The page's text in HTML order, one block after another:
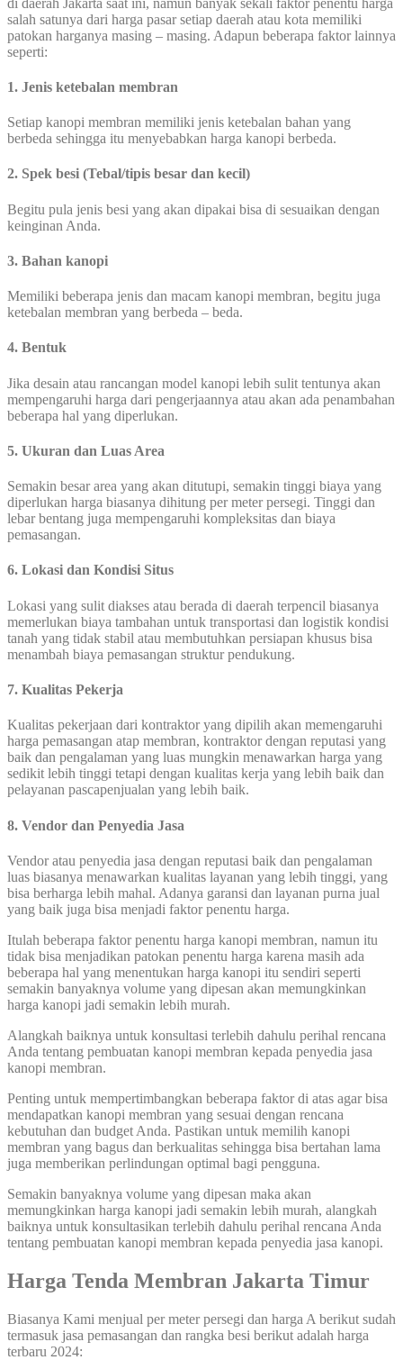
salah satunya dari harga pasar setiap daerah atau kota memiliki
patokan harganya masing – masing. Adapun beberapa faktor lainnya
seperti:
1. Jenis ketebalan membran
Setiap kanopi membran memiliki jenis ketebalan bahan yang
berbeda sehingga itu menyebabkan harga kanopi berbeda.
2. Spek besi (Tebal/tipis besar dan kecil)
Begitu pula jenis besi yang akan dipakai bisa di sesuaikan dengan
keinginan Anda.
3. Bahan kanopi
Memiliki beberapa jenis dan macam kanopi membran, begitu juga
ketebalan membran yang berbeda – beda.
4. Bentuk
Jika desain atau rancangan model kanopi lebih sulit tentunya akan
mempengaruhi harga dari pengerjaannya atau akan ada penambahan
beberapa hal yang diperlukan.
5. Ukuran dan Luas Area
Semakin besar area yang akan ditutupi, semakin tinggi biaya yang
diperlukan harga biasanya dihitung per meter persegi. Tinggi dan
lebar bentang juga mempengaruhi kompleksitas dan biaya
pemasangan.
6. Lokasi dan Kondisi Situs
Lokasi yang sulit diakses atau berada di daerah terpencil biasanya
memerlukan biaya tambahan untuk transportasi dan logistik kondisi
tanah yang tidak stabil atau membutuhkan persiapan khusus bisa
menambah biaya pemasangan struktur pendukung.
7. Kualitas Pekerja
Kualitas pekerjaan dari kontraktor yang dipilih akan memengaruhi
harga pemasangan atap membran, kontraktor dengan reputasi yang
baik dan pengalaman yang luas mungkin menawarkan harga yang
sedikit lebih tinggi tetapi dengan kualitas kerja yang lebih baik dan
pelayanan pascapenjualan yang lebih baik.
8. Vendor dan Penyedia Jasa
Vendor atau penyedia jasa dengan reputasi baik dan pengalaman
luas biasanya menawarkan kualitas layanan yang lebih tinggi, yang
bisa berharga lebih mahal. Adanya garansi dan layanan purna jual
yang baik juga bisa menjadi faktor penentu harga.
Itulah beberapa faktor penentu harga kanopi membran, namun itu
tidak bisa menjadikan patokan penentu harga karena masih ada
beberapa hal yang menentukan harga kanopi itu sendiri seperti
semakin banyaknya volume yang dipesan akan memungkinkan
harga kanopi jadi semakin lebih murah.
Alangkah baiknya untuk konsultasi terlebih dahulu perihal rencana
Anda tentang pembuatan kanopi membran kepada penyedia jasa
kanopi membran.
Penting untuk mempertimbangkan beberapa faktor di atas agar bisa
mendapatkan kanopi membran yang sesuai dengan rencana
kebutuhan dan budget Anda. Pastikan untuk memilih kanopi
membran yang bagus dan berkualitas sehingga bisa bertahan lama
juga memberikan perlindungan optimal bagi pengguna.
Semakin banyaknya volume yang dipesan maka akan
memungkinkan harga kanopi jadi semakin lebih murah, alangkah
baiknya untuk konsultasikan terlebih dahulu perihal rencana Anda
tentang pembuatan kanopi membran kepada penyedia jasa kanopi.
Harga Tenda Membran Jakarta Timur
Biasanya Kami menjual per meter persegi dan harga A berikut sudah
termasuk jasa pemasangan dan rangka besi berikut adalah harga
terbaru 2024: